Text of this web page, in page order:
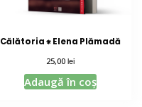
Călătoria ⁕ Elena Plămadă
25,00 lei
Adaugă în coș